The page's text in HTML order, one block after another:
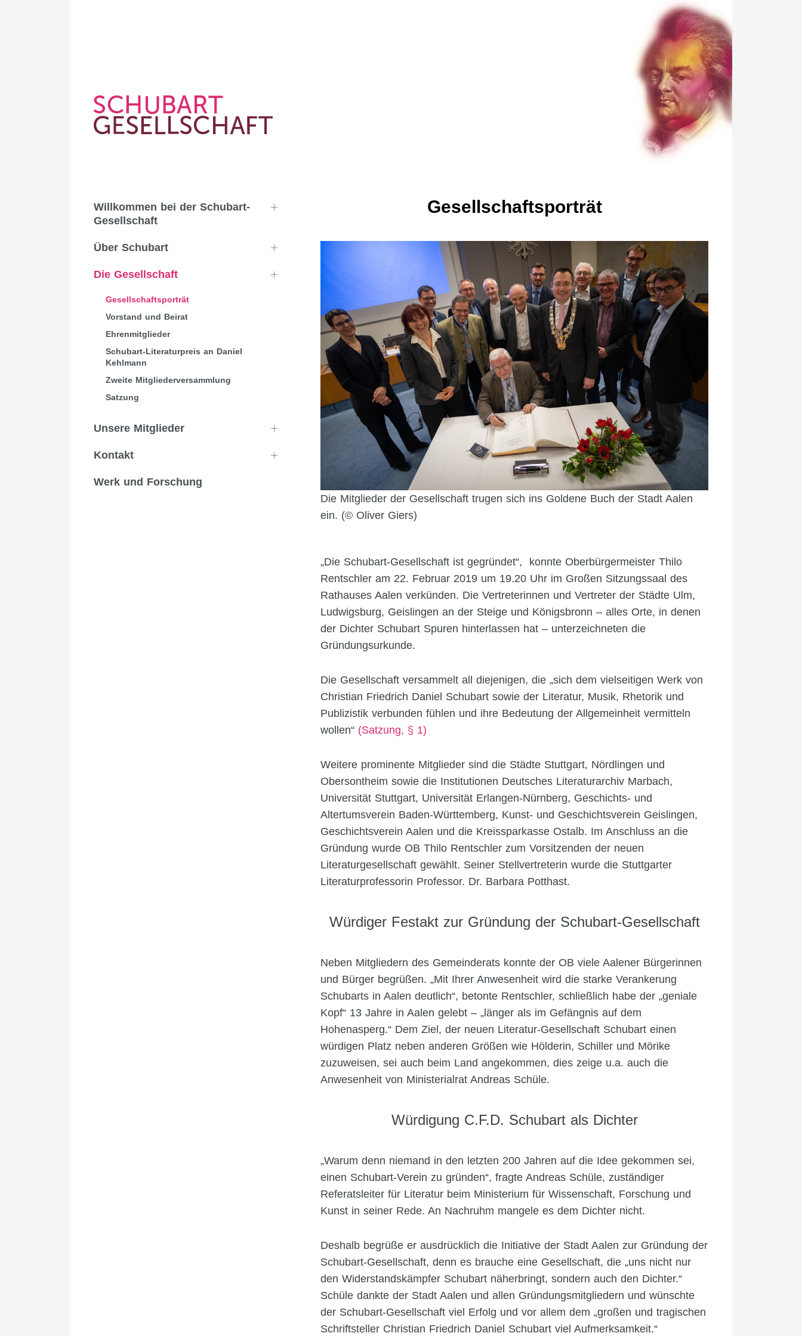
Willkommen bei der Schubart-
Gesellschaft
Über Schubart
Die Gesellschaft
Gesellschaftsporträt
Vorstand und Beirat
Ehrenmitglieder
Schubart-Literaturpreis an Daniel
Kehlmann
Zweite Mitgliederversammlung
Satzung
Unsere Mitglieder
Kontakt
Werk und Forschung
Gesellschaftsporträt
Die Mitglieder der Gesellschaft trugen sich ins Goldene Buch der Stadt Aalen
ein. (© Oliver Giers)
„Die Schubart-Gesellschaft ist gegründet“, konnte Oberbürgermeister Thilo
Rentschler am 22. Februar 2019 um 19.20 Uhr im Großen Sitzungssaal des
Rathauses Aalen verkünden. Die Vertreterinnen und Vertreter der Städte Ulm,
Ludwigsburg, Geislingen an der Steige und Königsbronn – alles Orte, in denen
der Dichter Schubart Spuren hinterlassen hat – unterzeichneten die
Gründungsurkunde.
Die Gesellschaft versammelt all diejenigen, die „sich dem vielseitigen Werk von
Christian Friedrich Daniel Schubart sowie der Literatur, Musik, Rhetorik und
Publizistik verbunden fühlen und ihre Bedeutung der Allgemeinheit vermitteln
wollen“ (Satzung, § 1)
Weitere prominente Mitglieder sind die Städte Stuttgart, Nördlingen und
Obersontheim sowie die Institutionen Deutsches Literaturarchiv Marbach,
Universität Stuttgart, Universität Erlangen-Nürnberg, Geschichts- und
Altertumsverein Baden-Württemberg, Kunst- und Geschichtsverein Geislingen,
Geschichtsverein Aalen und die Kreissparkasse Ostalb. Im Anschluss an die
Gründung wurde OB Thilo Rentschler zum Vorsitzenden der neuen
Literaturgesellschaft gewählt. Seiner Stellvertreterin wurde die Stuttgarter
Literaturprofessorin Professor. Dr. Barbara Potthast.
Würdiger Festakt zur Gründung der Schubart-Gesellschaft
Neben Mitgliedern des Gemeinderats konnte der OB viele Aalener Bürgerinnen
und Bürger begrüßen. „Mit Ihrer Anwesenheit wird die starke Verankerung
Schubarts in Aalen deutlich“, betonte Rentschler, schließlich habe der „geniale
Kopf“ 13 Jahre in Aalen gelebt – „länger als im Gefängnis auf dem
Hohenasperg.“ Dem Ziel, der neuen Literatur-Gesellschaft Schubart einen
würdigen Platz neben anderen Größen wie Hölderin, Schiller und Mörike
zuzuweisen, sei auch beim Land angekommen, dies zeige u.a. auch die
Anwesenheit von Ministerialrat Andreas Schüle.
Würdigung C.F.D. Schubart als Dichter
„Warum denn niemand in den letzten 200 Jahren auf die Idee gekommen sei,
einen Schubart-Verein zu gründen“, fragte Andreas Schüle, zuständiger
Referatsleiter für Literatur beim Ministerium für Wissenschaft, Forschung und
Kunst in seiner Rede. An Nachruhm mangele es dem Dichter nicht.
Deshalb begrüße er ausdrücklich die Initiative der Stadt Aalen zur Gründung der
Schubart-Gesellschaft, denn es brauche eine Gesellschaft, die „uns nicht nur
den Widerstandskämpfer Schubart näherbringt, sondern auch den Dichter.“
Schüle dankte der Stadt Aalen und allen Gründungsmitgliedern und wünschte
der Schubart-Gesellschaft viel Erfolg und vor allem dem „großen und tragischen
Schriftsteller Christian Friedrich Daniel Schubart viel Aufmerksamkeit.“